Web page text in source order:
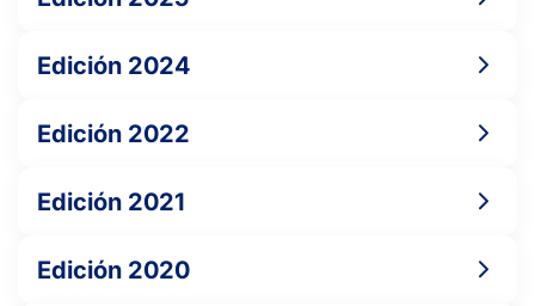
Edición 2024
Edición 2022
Edición 2021
Edición 2020